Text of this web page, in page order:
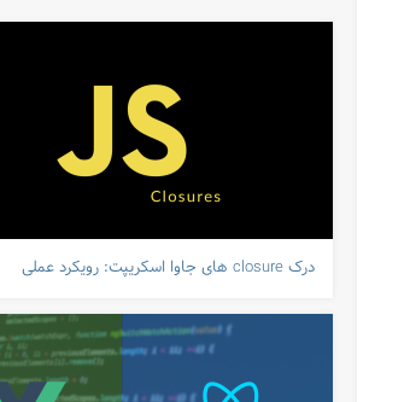
درک closure های جاوا اسکریپت: رویکرد عملی